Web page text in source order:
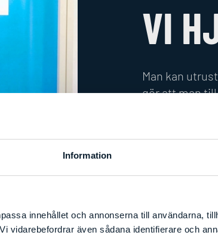
Information
innehållet och annonserna till användarna,
vidarebefordrar även sådana identifierare och
VI
Man kan
gör att man
arbetet
lättare att
speciellt när
en större
maskinens
medan vissa
bakåt för en